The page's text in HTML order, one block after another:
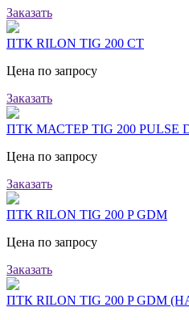
Заказать
ПТК RILON TIG 200 CT
Цена по запросу
Заказать
ПТК МАСТЕР TIG 200 PULSE
Цена по запросу
Заказать
ПТК RILON TIG 200 P GDM
Цена по запросу
Заказать
ПТК RILON TIG 200 P GDM